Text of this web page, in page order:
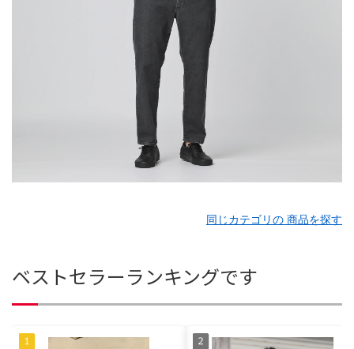
同じカテゴリの 商品を探す
ベストセラーランキングです